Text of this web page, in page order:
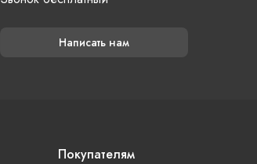
Написать нам
Покупателям